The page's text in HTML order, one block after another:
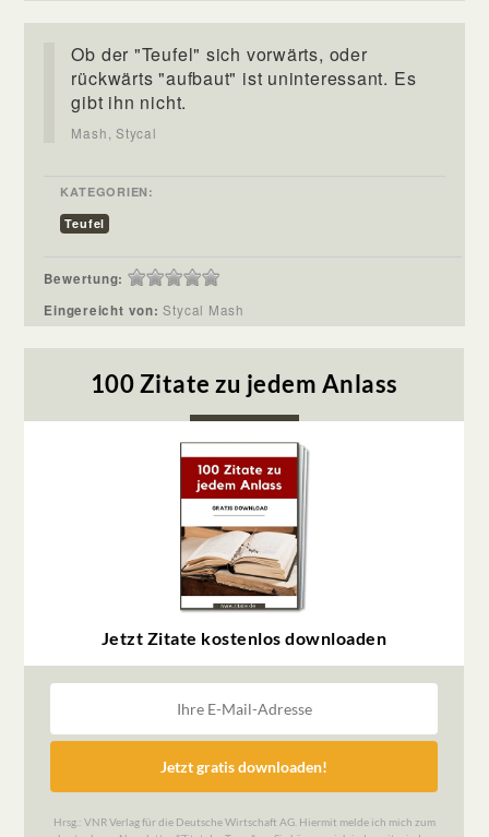
Ob der "Teufel" sich vorwärts, oder
rückwärts "aufbaut" ist uninteressant. Es
gibt ihn nicht.
Mash, Stycal
KATEGORIEN:
Teufel
Bewertung:
Eingereicht von:Stycal Mash